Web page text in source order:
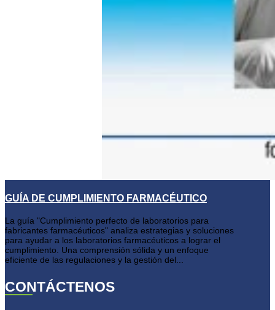
GUÍA DE CUMPLIMIENTO FARMACÉUTICO
La guía "Cumplimiento perfecto de laboratorios para
fabricantes farmacéuticos" analiza estrategias y soluciones
para ayudar a los laboratorios farmacéuticos a lograr el
cumplimiento. Una comprensión sólida y un enfoque
eficiente de las regulaciones y la gestión del...
CONTÁCTENOS